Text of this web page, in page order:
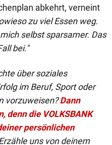
abkehrt, verneint
zu viel Essen weg.
selbst sparsamer. Das
bei."
über soziales
im Beruf, Sport oder
vorzuweisen?Dann
denn die VOLKSBANK
persönlichen
uns von deinem